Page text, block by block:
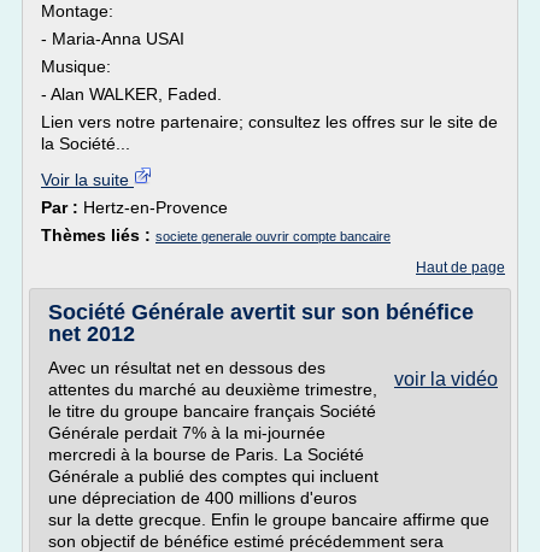
Montage:
- Maria-Anna USAI
Musique:
- Alan WALKER, Faded.
Lien vers notre partenaire; consultez les offres sur le site de
la Société...
Voir la suite
Par : Hertz-en-Provence
Thèmes liés : societe generale ouvrir compte bancaire
Haut de page
Société Générale avertit sur son bénéfice
net 2012
voir la vidéo
Avec un résultat net en dessous des
attentes du marché au deuxième trimestre,
le titre du groupe bancaire français Société
Générale perdait 7% à la mi-journée
mercredi à la bourse de Paris. La Société
Générale a publié des comptes qui incluent
une dépreciation de 400 millions d'euros
sur la dette grecque. Enfin le groupe bancaire affirme que
son objectif de bénéfice estimé précédemment sera